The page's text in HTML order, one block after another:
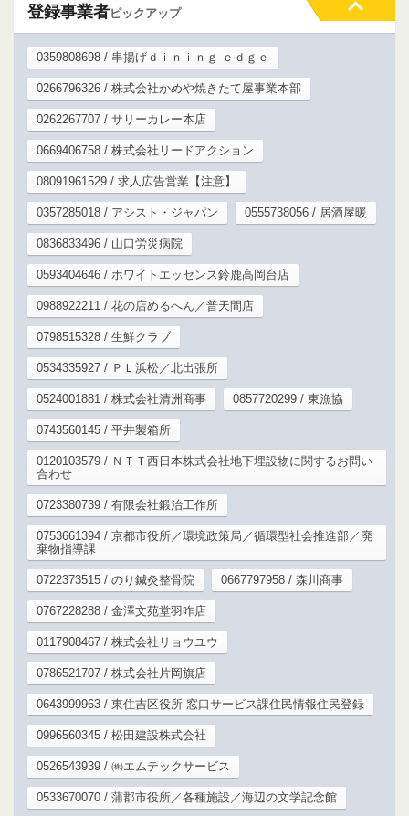
登録事業者ピックアップ
0359808698 / 串揚げｄｉｎｉｎｇ‐ｅｄｇｅ
0266796326 / 株式会社かめや焼きたて屋事業本部
0262267707 / サリーカレー本店
0669406758 / 株式会社リードアクション
08091961529 / 求人広告営業【注意】
0357285018 / アシスト・ジャパン 0555738056 / 居酒屋暖
0836833496 / 山口労災病院
0593404646 / ホワイトエッセンス鈴鹿高岡台店
0988922211 / 花の店めるへん／普天間店
0798515328 / 生鮮クラブ
0534335927 / ＰＬ浜松／北出張所
0524001881 / 株式会社清洲商事 0857720299 / 東漁協
0743560145 / 平井製箱所
0120103579 / ＮＴＴ西日本株式会社地下埋設物に関するお問い
合わせ
0723380739 / 有限会社鍛治工作所
0753661394 / 京都市役所／環境政策局／循環型社会推進部／廃
棄物指導課
0722373515 / のり鍼灸整骨院 0667797958 / 森川商事
0767228288 / 金澤文苑堂羽咋店
0117908467 / 株式会社リョウユウ
0786521707 / 株式会社片岡旗店
0643999963 / 東住吉区役所 窓口サービス課住民情報住民登録
0996560345 / 松田建設株式会社
0526543939 / ㈱エムテックサービス
0533670070 / 蒲郡市役所／各種施設／海辺の文学記念館